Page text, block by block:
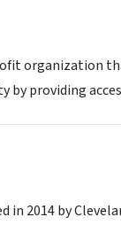
organization
by providing
in 2014 by